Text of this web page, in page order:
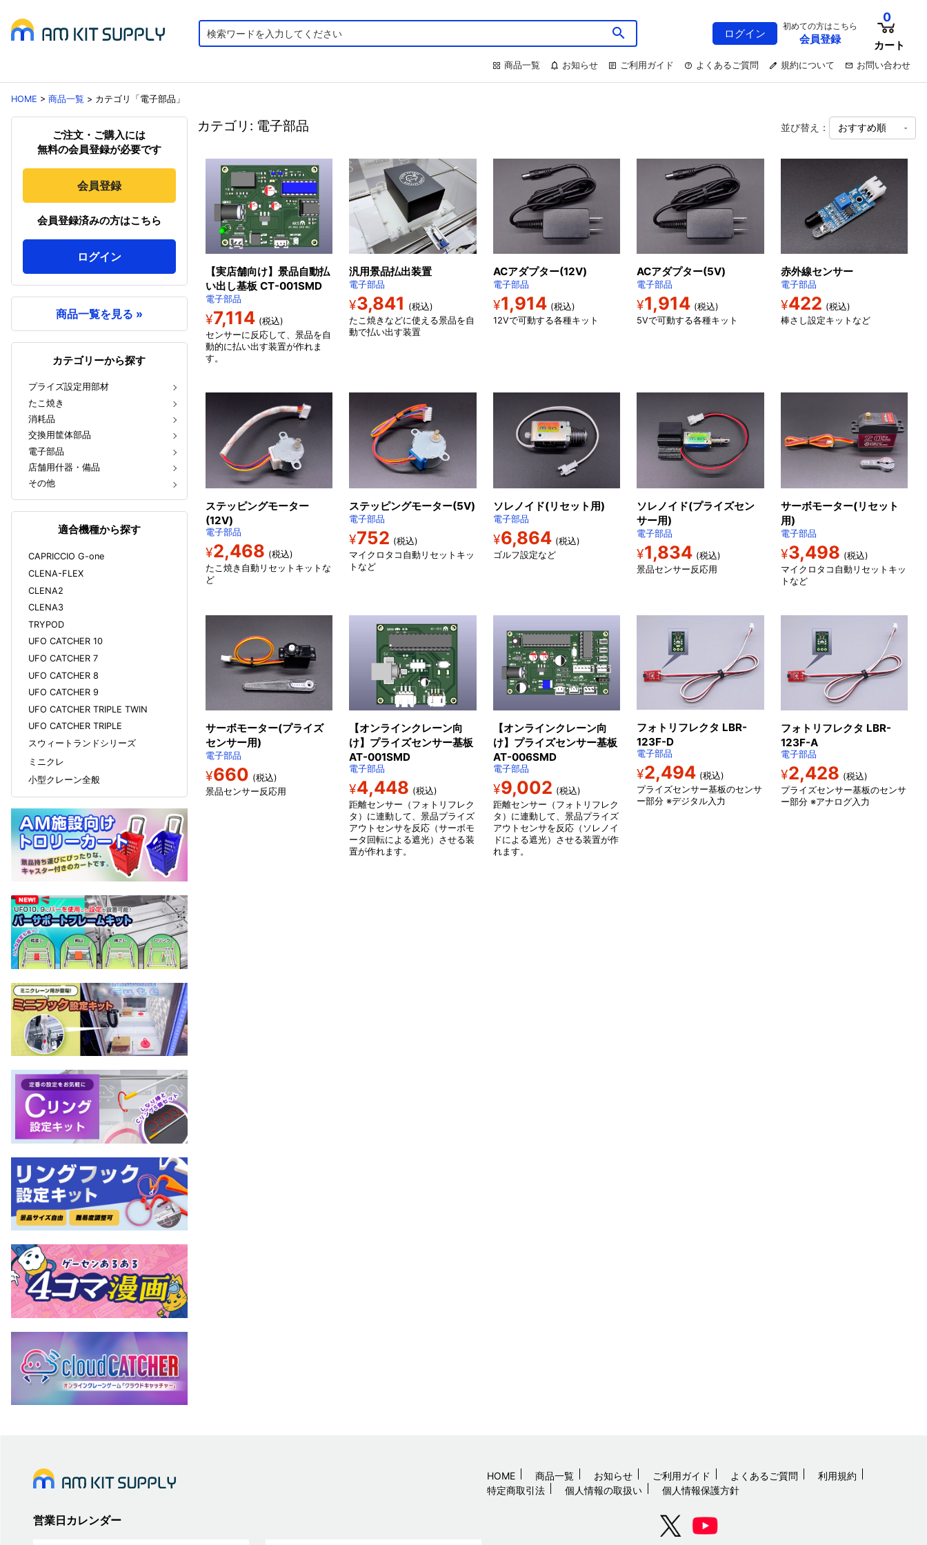
ログイン
初めての方はこちら
会員登録
0
カート
商品一覧 お知らせ ご利用ガイド よくあるご質問 規約について お問い合わせ
HOME > 商品一覧 > カテゴリ「電子部品」
ご注文・ご購入には
無料の会員登録が必要です
会員登録
会員登録済みの方はこちら
ログイン
商品一覧を見る »
カテゴリーから探す
プライズ設定用部材
たこ焼き
消耗品
交換用筐体部品
電子部品
店舗用什器・備品
その他
適合機種から探す
CAPRICCIO G-one
CLENA-FLEX
CLENA2
CLENA3
TRYPOD
UFO CATCHER 10
UFO CATCHER 7
UFO CATCHER 8
UFO CATCHER 9
UFO CATCHER TRIPLE TWIN
UFO CATCHER TRIPLE
スウィートランドシリーズ
ミニクレ
小型クレーン全般
カテゴリ: 電子部品 並び替え：
【実店舗向け】景品自動払
い出し基板 CT-001SMD
電子部品
¥7,114 (税込)
センサーに反応して、景品を自
動的に払い出す装置が作れま
す。
汎用景品払出装置
電子部品
¥3,841 (税込)
たこ焼きなどに使える景品を自
動で払い出す装置
ACアダプター(12V)
電子部品
¥1,914 (税込)
12Vで可動する各種キット
ACアダプター(5V)
電子部品
¥1,914 (税込)
5Vで可動する各種キット
赤外線センサー
電子部品
¥422 (税込)
棒さし設定キットなど
ステッピングモーター
(12V)
電子部品
¥2,468 (税込)
たこ焼き自動リセットキットな
ど
ステッピングモーター(5V)
電子部品
¥752 (税込)
マイクロタコ自動リセットキッ
トなど
ソレノイド(リセット用)
電子部品
¥6,864 (税込)
ゴルフ設定など
ソレノイド(プライズセン
サー用)
電子部品
¥1,834 (税込)
景品センサー反応用
サーボモーター(リセット
用)
電子部品
¥3,498 (税込)
マイクロタコ自動リセットキッ
トなど
サーボモーター(プライズ
センサー用)
電子部品
¥660 (税込)
景品センサー反応用
【オンラインクレーン向
け】プライズセンサー基板
AT-001SMD
電子部品
¥4,448 (税込)
距離センサー（フォトリフレク
タ）に連動して、景品プライズ
アウトセンサを反応（サーボモ
ータ回転による遮光）させる装
置が作れます。
【オンラインクレーン向
け】プライズセンサー基板
AT-006SMD
電子部品
¥9,002 (税込)
距離センサー（フォトリフレク
タ）に連動して、景品プライズ
アウトセンサを反応（ソレノイ
ドによる遮光）させる装置が作
れます。
フォトリフレクタ LBR-
123F-D
電子部品
¥2,494 (税込)
プライズセンサー基板のセンサ
ー部分 ※デジタル入力
フォトリフレクタ LBR-
123F-A
電子部品
¥2,428 (税込)
プライズセンサー基板のセンサ
ー部分 ※アナログ入力
営業日カレンダー
HOME 商品一覧 お知らせ ご利用ガイド よくあるご質問
利用規約
特定商取引法
個人情報の取扱い 個人情報保護方針